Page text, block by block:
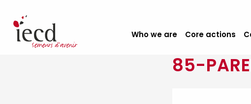
Who we are Core actions
85-